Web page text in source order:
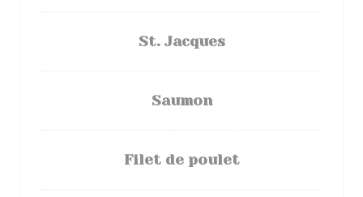
St. Jacques
Saumon
Filet de poulet